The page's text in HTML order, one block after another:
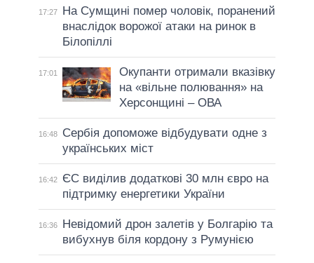
17:27
На Сумщині помер чоловік, поранений
внаслідок ворожої атаки на ринок в
Білопіллі
17:01
Окупанти отримали вказівку
на «вільне полювання» на
Херсонщині – ОВА
16:48
Сербія допоможе відбудувати одне з
українських міст
16:42
ЄС виділив додаткові 30 млн євро на
підтримку енергетики України
16:36
Невідомий дрон залетів у Болгарію та
вибухнув біля кордону з Румунією